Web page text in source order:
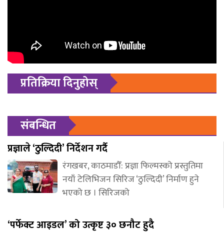
प्रतिक्रिया दिनुहोस्
संबन्धित
प्रज्ञाले ‘ठुल्दिदी’ निर्देशन गर्दै
रंगखबर, काठमाडौँ: प्रज्ञा फिल्मस्को प्रस्तुतिमा
नयाँ टेलिभिजन सिरिज ‘ठुल्दिदी’ निर्माण हुने
भएको छ । सिरिजको
‘पर्फेक्ट आइडल’ को उत्कृष्ट ३० छनौट हुदै